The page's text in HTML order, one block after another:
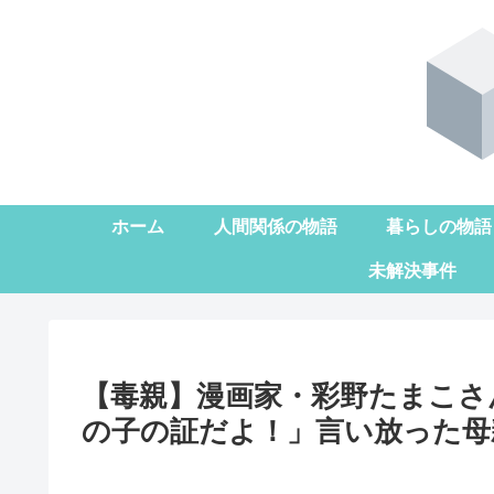
ホーム 人間関係の物語 暮らしの物語
未解決事件
【毒親】漫画家・彩野たまこ
の子の証だよ！」言い放った